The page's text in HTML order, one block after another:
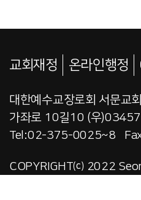
교회재정 온라인행정
대한예수교장로회 서문교
가좌로 10길10 (우)03457
Tel:02-375-0025~8
COPYRIGHT⒞ 2022